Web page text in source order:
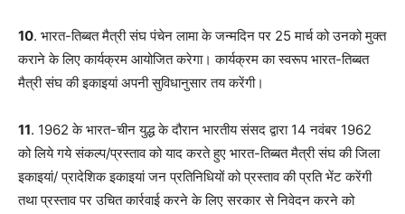
10. भारत-तिब्बत मैत्री संघ पंचेन लामा के जन्मदिन पर 25 मार्च को उनको मुक्त
कराने के लिए कार्यक्रम आयोजित करेगा। कार्यक्रम का स्वरूप भारत-तिब्बत
मैत्री संघ की इकाइयां अपनी सुविधानुसार तय करेंगी।
11. 1962 के भारत-चीन युद्ध के दौरान भारतीय संसद द्वारा 14 नवंबर 1962
को लिये गये संकल्प/प्रस्ताव को याद करते हुए भारत-तिब्बत मैत्री संघ की जिला
इकाइयां/ प्रादेशिक इकाइयां जन प्रतिनिधियों को प्रस्ताव की प्रति भेंट करेंगी
तथा प्रस्ताव पर उचित कार्रवाई करने के लिए सरकार से निवेदन करने को